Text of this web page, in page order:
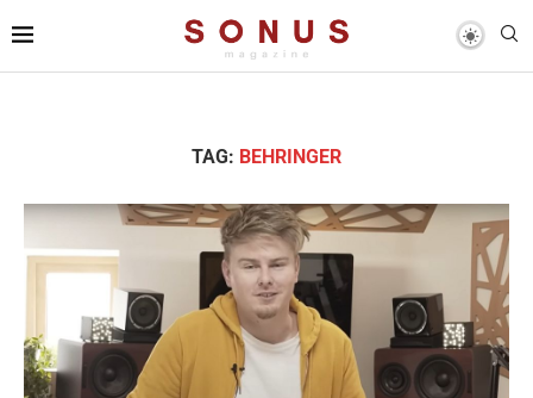
TAG: BEHRINGER